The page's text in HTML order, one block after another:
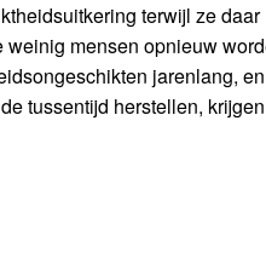
terwijl ze
mensen opnieuw
jarenlang,
tussentijd herstellen,